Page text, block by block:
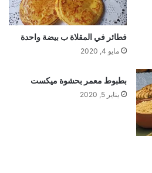
فطائر في المقلاة ب بيضة واحدة
مايو 4, 2020
بطبوط معمر بحشوة ميكست
يناير 5, 2020